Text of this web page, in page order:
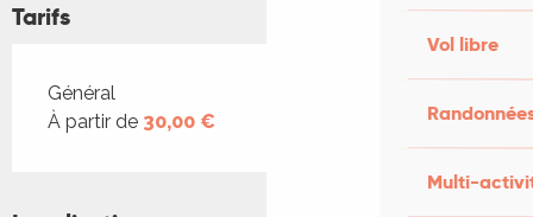
Vol libre
Multi-
Tarifs
Tarifs 2026
Général
À partir de 30,00 €